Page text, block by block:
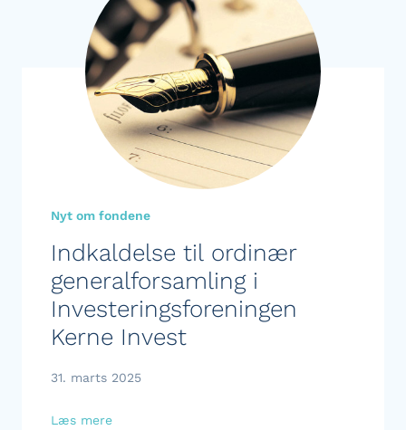
Nyt om fondene
Indkaldelse til ordinær
generalforsamling i
Investeringsforeningen
Kerne Invest
31. marts 2025
Læs mere